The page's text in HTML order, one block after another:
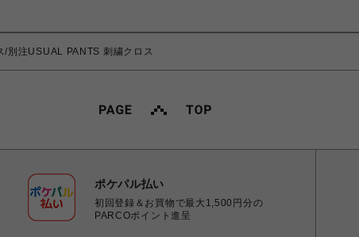
/別注USUAL PANTS 刺繍クロス
ポケパル払い
初回登録＆お買物で最大1,500円分の
PARCOポイント進呈